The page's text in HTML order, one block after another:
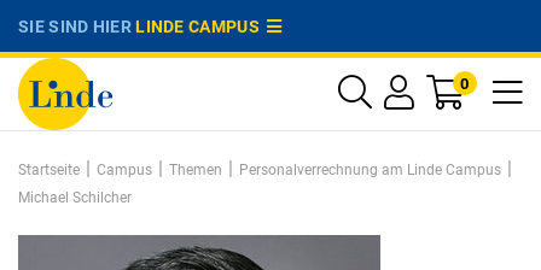
SIE SIND HIERLINDE CAMPUS
0
Startseite | Campus | Themen | Personalverrechnung am Linde Campus |
Michael Schilcher